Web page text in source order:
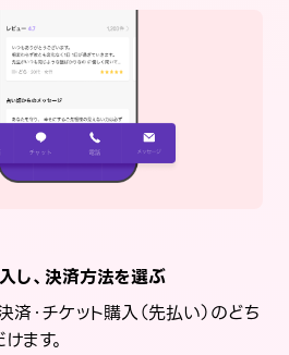
し、決済方法を選ぶ
済・チケット購入（先払い）のどち
ます。